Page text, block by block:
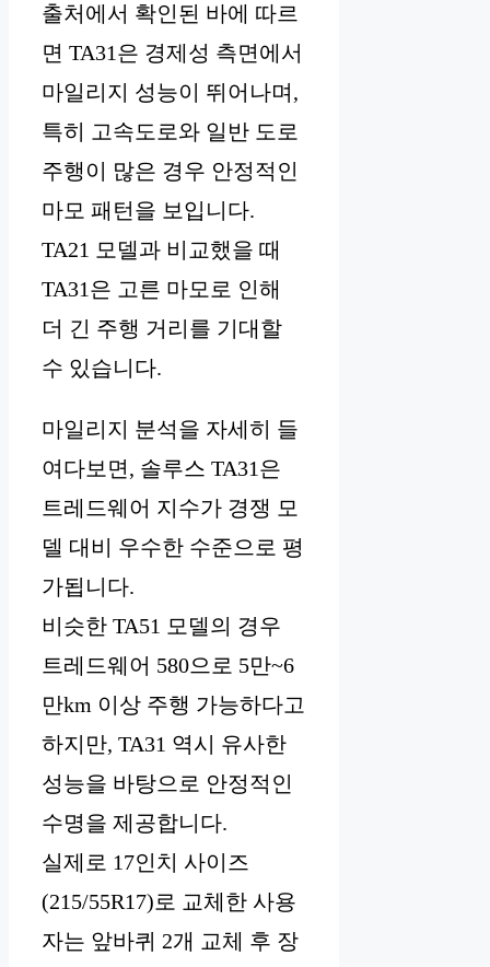
출처에서 확인된 바에 따르
면 TA31은 경제성 측면에서
마일리지 성능이 뛰어나며,
특히 고속도로와 일반 도로
주행이 많은 경우 안정적인
마모 패턴을 보입니다.
TA21 모델과 비교했을 때
TA31은 고른 마모로 인해
더 긴 주행 거리를 기대할
수 있습니다.
마일리지 분석을 자세히 들
여다보면, 솔루스 TA31은
트레드웨어 지수가 경쟁 모
델 대비 우수한 수준으로 평
가됩니다.
비슷한 TA51 모델의 경우
트레드웨어 580으로 5만~6
만km 이상 주행 가능하다고
하지만, TA31 역시 유사한
성능을 바탕으로 안정적인
수명을 제공합니다.
실제로 17인치 사이즈
(215/55R17)로 교체한 사용
자는 앞바퀴 2개 교체 후 장